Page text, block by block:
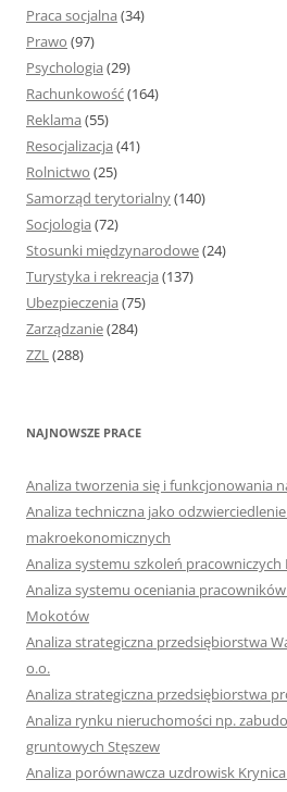
Praca socjalna (34)
Prawo (97)
Psychologia (29)
Rachunkowość(164)
Reklama (55)
Resocjalizacja (41)
Rolnictwo (25)
Samorząd terytorialny(140)
Socjologia (72)
Stosunki międzynarodowe(24)
Turystyka i rekreacja (137)
Ubezpieczenia (75)
Zarządzanie(284)
ZZL(288)
NAJNOWSZE PRACE
Analiza tworzenia się i funkcjonowania
Analiza techniczna jako
makroekonomicznych
Analiza systemu szkoleń pracowniczych
Analiza systemu oceniania
Mokotów
Analiza strategiczna przedsiębiorstwa
o.o.
Analiza strategiczna przedsiębiorstwa
Analiza rynku nieruchomości np.
gruntowych Stęszew
Analiza porównawcza uzdrowisk Krynica